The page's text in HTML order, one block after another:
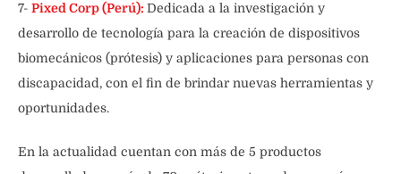
7- Pixed Corp (Perú): Dedicada a la investigación y
desarrollo de tecnología para la creación de dispositivos
biomecánicos (prótesis) y aplicaciones para personas con
discapacidad, con el fin de brindar nuevas herramientas y
oportunidades.
En la actualidad cuentan con más de 5 productos